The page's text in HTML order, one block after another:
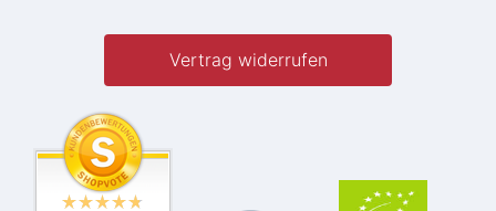
Vertrag widerrufen